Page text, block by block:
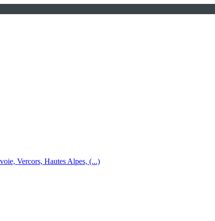
Vercors, Hautes Alpes, (...)